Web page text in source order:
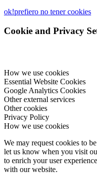
ok!prefiero no tener cookies
Cookie and Privacy
How we use cookies
Essential Website Cookies
Google Analytics Cookies
Other external services
Other cookies
Privacy Policy
How we use cookies
We may request cookies to
let us know when you visit
to enrich your user
with our website.